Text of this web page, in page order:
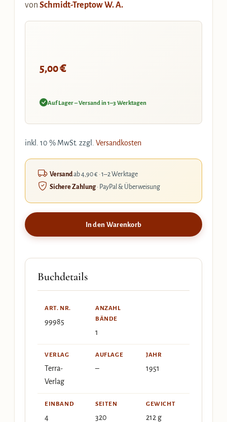
von Schmidt-Treptow W. A.
5,00€
Auf Lager – Versand in 1–3 Werktagen
inkl. 10 % MwSt. zzgl. Versandkosten
Versandab 4,90 € · 1–2 Werktage
Sichere Zahlung· PayPal & Überweisung
In den Warenkorb
Buchdetails
ART. NR.
99985
ANZAHL
BÄNDE
1
VERLAG
Terra-
Verlag
AUFLAGE
–
JAHR
1951
EINBAND
4
SEITEN
320
GEWICHT
212 g